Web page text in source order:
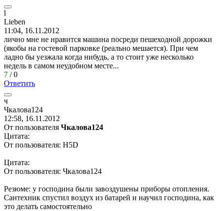
l
Lieben
11:04, 16.11.2012
лично мне не нравится машина посреди пешеходной дорожки
(якобы на гостевой парковке (реально мешается). При чем
ладно бы уезжала когда нибудь, а то стоит уже несколько
недель в самом неудобном месте...
7 /0
Ответить
ч
Чкалова124
12:58, 16.11.2012
От пользователя Чкалова124
Цитата:
От пользователя: H5D
Цитата:
От пользователя: Чкалова124
Резюме: у господина были завоздушены приборы отопления.
Сантехник спустил воздух из батарей и научил господина, как
это делать самостоятельно